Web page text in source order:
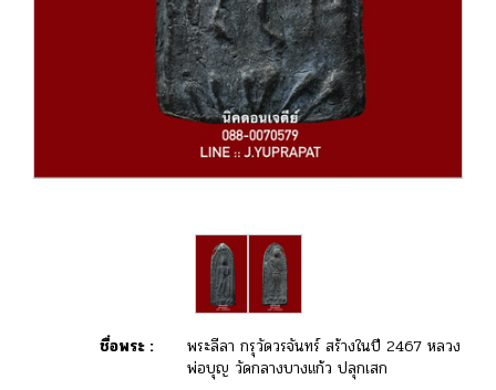
ชื่อพระ :
พระลีลา กรุวัดวรจันทร์ สร้างในปี 2467 หลวง
พ่อบุญ วัดกลางบางแก้ว ปลุกเสก